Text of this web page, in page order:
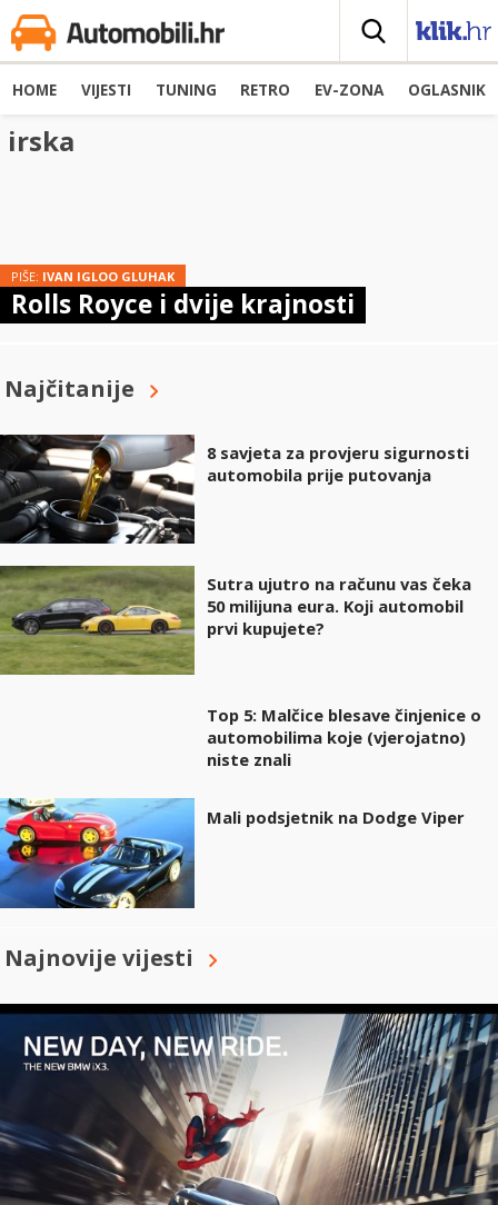
HOME VIJESTI TUNING RETRO EV-ZONA OGLASNIK
irska
PIŠE: IVAN IGLOO GLUHAK
Rolls Royce i dvije krajnosti
Najčitanije
8 savjeta za provjeru sigurnosti
automobila prije putovanja
Sutra ujutro na računu vas čeka
50 milijuna eura. Koji automobil
prvi kupujete?
Top 5: Malčice blesave činjenice o
automobilima koje (vjerojatno)
niste znali
Mali podsjetnik na Dodge Viper
Najnovije vijesti